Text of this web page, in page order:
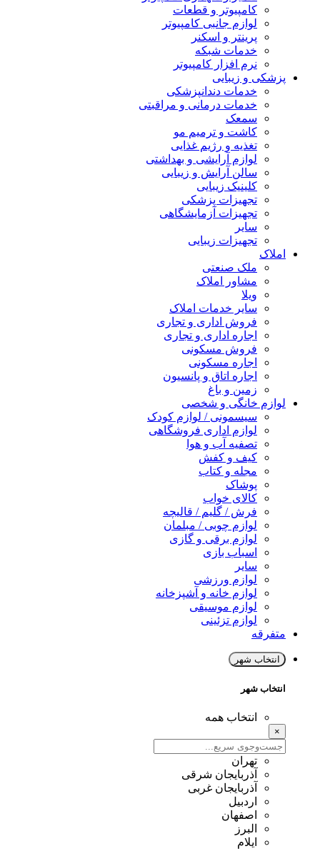
کامپیوتر و قطعات
لوازم جانبی کامپیوتر
پرینتر و اسکنر
خدمات شبکه
نرم افزار کامپیوتر
پزشکی و زیبایی
خدمات دندانپزشکی
خدمات درمانی و مراقبتی
سمعک
کاشت و ترمیم مو
تغذیه و رژیم غذایی
لوازم آرایشی و بهداشتی
سالن آرایش و زیبایی
کلینیک زیبایی
تجهیزات پزشکی
تجهیزات آزمایشگاهی
سایر
تجهیزات زیبایی
املاک
ملک صنعتی
مشاور املاک
ویلا
سایر خدمات املاک
فروش اداری و تجاری
اجاره اداری و تجاری
فروش مسکونی
اجاره مسکونی
اجاره اتاق و پانسیون
زمین و باغ
لوازم خانگی و شخصی
سیسمونی / لوازم کودک
لوازم اداری فروشگاهی
تصفیه آب و هوا
کیف و کفش
مجله و کتاب
پوشاک
کالای خواب
فرش / گلیم / قالیچه
لوازم چوبی / مبلمان
لوازم برقی و گازی
اسباب بازی
سایر
لوازم ورزشی
لوازم خانه و آشپزخانه
لوازم موسیقی
لوازم تزئینی
متفرقه
انتخاب شهر
انتخاب شهر
انتخاب همه
×
تهران
آذربایجان شرقی
آذربایجان غربی
اردبیل
اصفهان
البرز
ایلام